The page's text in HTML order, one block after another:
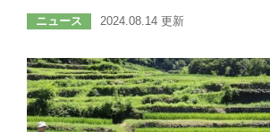
ニュース 2024.08.14 更新